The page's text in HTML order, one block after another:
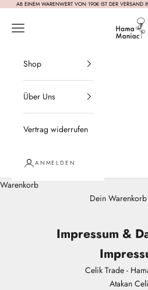
Zum Inhalt springen
AB EINEM WARENWERT VON 190€ IST DER VERSAND
Navigationsmenü öffnen
Shop
Über Uns
Vertrag widerrufen
ANMELDEN
Warenkorb
Dein
Impressum &
Celik Trade -
Atakan